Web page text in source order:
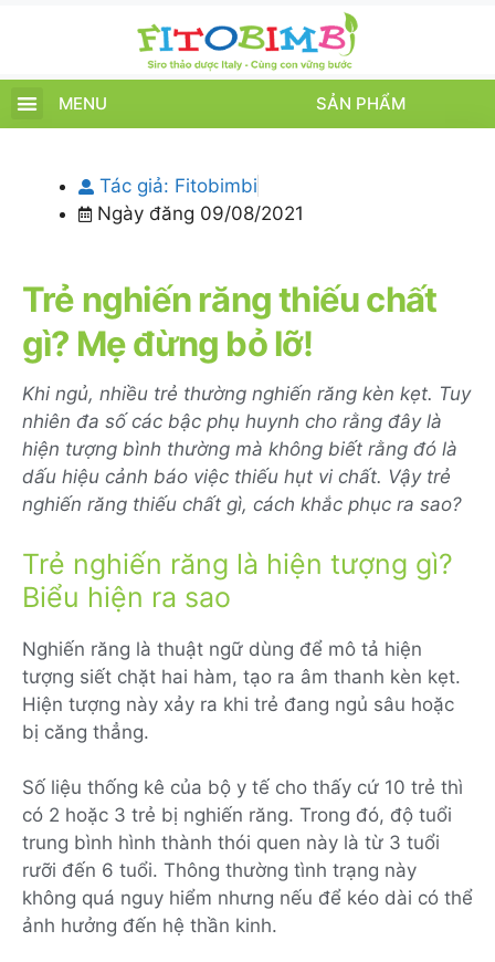
MENU SẢN PHẨM
Tác giả: Fitobimbi
Ngày đăng 09/08/2021
Trẻ nghiến răng thiếu chất
gì? Mẹ đừng bỏ lỡ!
Khi ngủ, nhiều trẻ thường nghiến răng kèn kẹt. Tuy
nhiên đa số các bậc phụ huynh cho rằng đây là
hiện tượng bình thường mà không biết rằng đó là
dấu hiệu cảnh báo việc thiếu hụt vi chất. Vậy trẻ
nghiến răng thiếu chất gì, cách khắc phục ra sao?
Trẻ nghiến răng là hiện tượng gì?
Biểu hiện ra sao
Nghiến răng là thuật ngữ dùng để mô tả hiện
tượng siết chặt hai hàm, tạo ra âm thanh kèn kẹt.
Hiện tượng này xảy ra khi trẻ đang ngủ sâu hoặc
bị căng thẳng.
Số liệu thống kê của bộ y tế cho thấy cứ 10 trẻ thì
có 2 hoặc 3 trẻ bị nghiến răng. Trong đó, độ tuổi
trung bình hình thành thói quen này là từ 3 tuổi
rưỡi đến 6 tuổi. Thông thường tình trạng này
không quá nguy hiểm nhưng nếu để kéo dài có thể
ảnh hưởng đến hệ thần kinh.